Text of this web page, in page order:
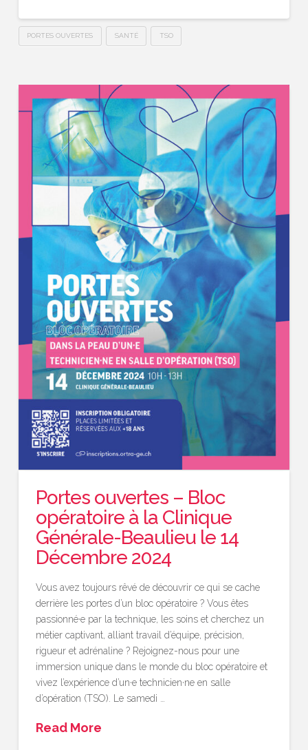
PORTES OUVERTES SANTÉ TSO
Portes ouvertes – Bloc
opératoire à la Clinique
Générale-Beaulieu le 14
Décembre 2024
Vous avez toujours rêvé de découvrir ce qui se cache
derrière les portes d’un bloc opératoire ? Vous êtes
passionné·e par la technique, les soins et cherchez un
métier captivant, alliant travail d’équipe, précision,
rigueur et adrénaline ? Rejoignez-nous pour une
immersion unique dans le monde du bloc opératoire et
vivez l’expérience d’un·e technicien·ne en salle
d’opération (TSO). Le samedi …
Read More